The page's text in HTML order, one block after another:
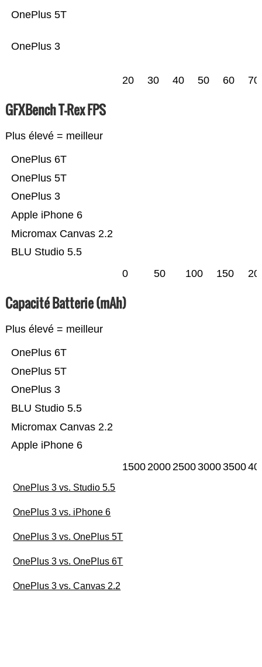
OnePlus 3
OnePlus 5T
20 30 40 50 60 70
GFXBench T-Rex FPS
Plus élevé = meilleur
BLU Studio 5.5
Micromax Canvas 2.2
Apple iPhone 6
OnePlus 3
OnePlus 5T
OnePlus 6T
0 50 100 150
Capacité Batterie (mAh)
Plus élevé = meilleur
Apple iPhone 6
Micromax Canvas 2.2
BLU Studio 5.5
OnePlus 3
OnePlus 5T
OnePlus 6T
15002000250030003500
OnePlus 3 vs. Studio 5.5
OnePlus 3 vs. iPhone 6
OnePlus 3 vs. OnePlus 5T
OnePlus 3 vs. OnePlus 6T
OnePlus 3 vs. Canvas 2.2